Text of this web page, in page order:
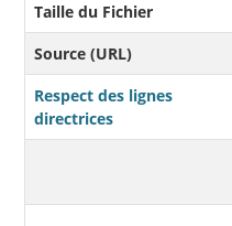
Taille du Fichier
Source (URL)
Respect des lignes
directrices